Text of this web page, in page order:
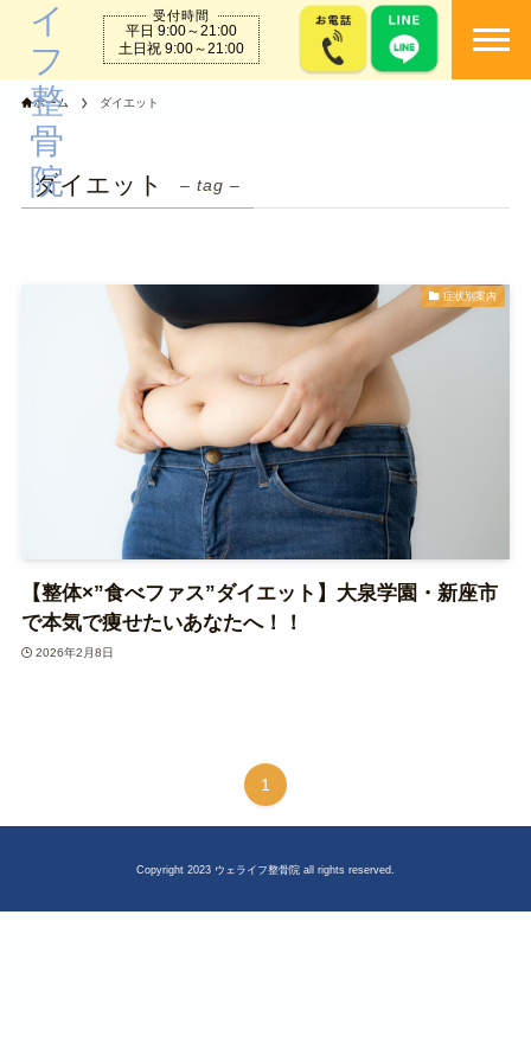
受付時間
平日 9:00～21:00
土日祝 9:00～21:00
ホーム ダイエット
ダイエット – tag –
症状別案内
【整体×”食べファス”ダイエット】大泉学園・新座市
で本気で痩せたいあなたへ！！
2026年2月8日
1
Copyright 2023 ウェライフ整骨院 all rights reserved.